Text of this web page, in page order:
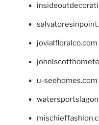
jovialfloralco.com
u-seehomes.com